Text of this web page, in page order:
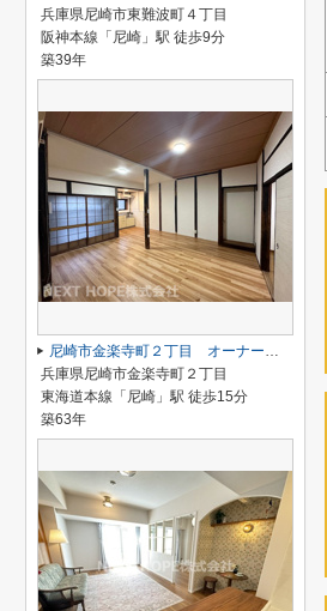
兵庫県尼崎市東難波町４丁目
阪神本線「尼崎」駅 徒歩9分
築39年
尼崎市金楽寺町２丁目 オーナーチェンジ物件
兵庫県尼崎市金楽寺町２丁目
東海道本線「尼崎」駅 徒歩15分
築63年